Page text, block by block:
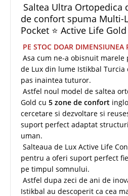
Saltea Ultra Ortopedica
de confort spuma Multi-
Pocket ⭐ Active Life Gold
PE STOC DOAR
Asa cum ne-a obisnuit
de Lux din lume Istikbal
pas inaintea tuturor.
Astfel noul model de saltea
Gold cu 5 zone de confort
cercetare si dezvoltare si
suport perfect adaptat
uman.
Salteaua de Lux Active Life
pentru a oferi suport perfect
pe timpul somnului.
Astfel dupa zeci de ani de
Istikbal au descoperit ca cea